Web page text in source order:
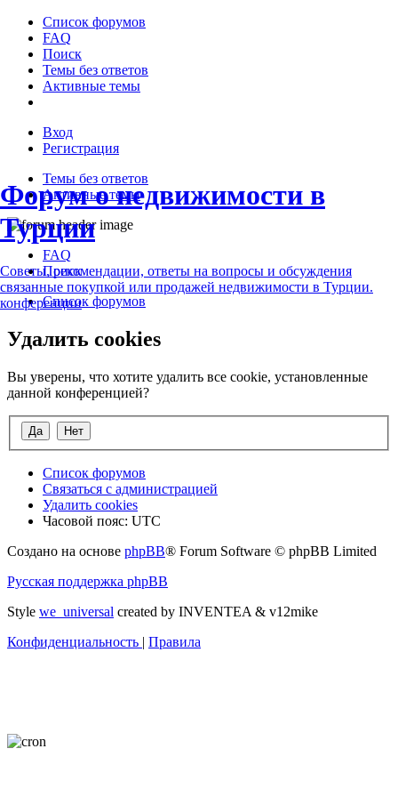
Список форумов
FAQ
Поиск
Темы без ответов
Активные темы
Вход
Регистрация
Темы без ответов
Активные темы
Форум о недвижимости в
Турции
Советы, рекомендации, ответы на вопросы и обсуждения
связанные покупкой или продажей недвижимости в Турции.
конференции
FAQ
Поиск
Список форумов
Удалить cookies
Вы уверены, что хотите удалить все cookie, установленные
данной конференцией?
Список форумов
Связаться с администрацией
Удалить cookies
Часовой пояс: UTC
Создано на основе phpBB® Forum Software © phpBB Limited
Русская поддержка phpBB
Style we_universal created by INVENTEA & v12mike
Конфиденциальность | Правила